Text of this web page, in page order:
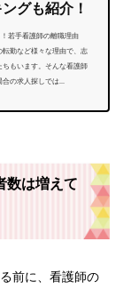
グも紹介！
若手看護師の離職理由
勤など様々な理由で、志
もいます。そんな看護師
合の求人探しでは...
数は増えて
前に、看護師の